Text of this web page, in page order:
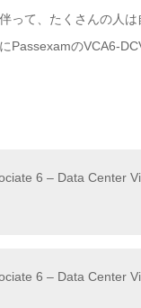
って、たくさんの人
PassexamのVCA6-
6 – Data Center
6 – Data Center